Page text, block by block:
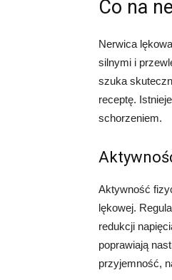
Co na
Nerwica
silnymi i
szuka
receptę.
schorzeniem.
Aktywność
lękowej.
redukcji
poprawiają
przyjemność,